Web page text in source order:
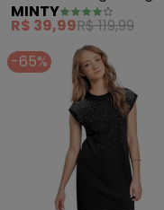
Juvenil em Molecotton
(Preto)
MINTY
R$ 39,99R$ 119,99
-65%